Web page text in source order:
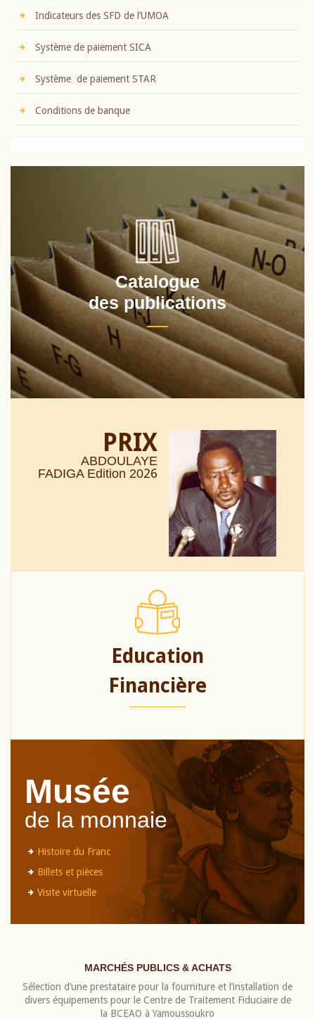
Indicateurs des SFD de l’UMOA
Système de paiement SICA
Système de paiement STAR
Conditions de banque
Catalogue
des publications
PRIX
ABDOULAYE
FADIGA Edition 2026
Education
Financière
Musée
de la monnaie
Histoire du Franc
Billets et pièces
Visite virtuelle
MARCHÉS PUBLICS & ACHATS
Sélection d’une prestataire pour la fourniture et l’installation de
divers équipements pour le Centre de Traitement Fiduciaire de
la BCEAO à Yamoussoukro